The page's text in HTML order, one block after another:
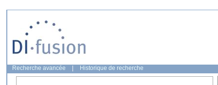
Recherche avancée Historique de recherche